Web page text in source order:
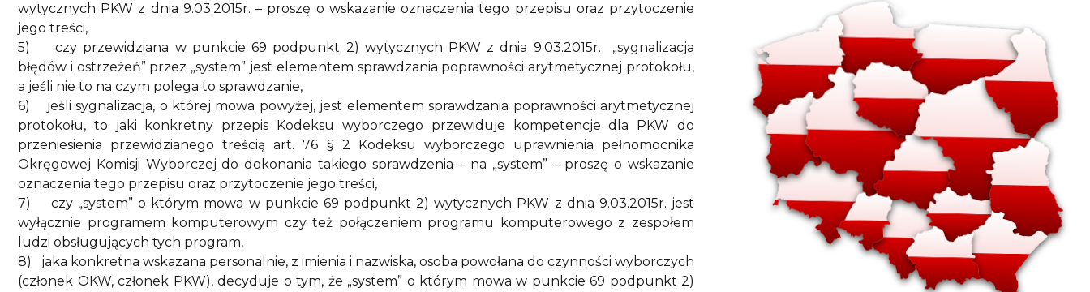
wytycznych PKW z dnia 9.03.2015r. – proszę o wskazanie oznaczenia tego przepisu oraz przytoczenie
jego treści,
5)
czy przewidziana w punkcie 69 podpunkt 2) wytycznych PKW z dnia 9.03.2015r. „sygnalizacja
błędów i ostrzeżeń” przez „system” jest elementem sprawdzania poprawności arytmetycznej protokołu,
a jeśli nie to na czym polega to sprawdzanie,
6)
jeśli sygnalizacja, o której mowa powyżej, jest elementem sprawdzania poprawności arytmetycznej
protokołu, to jaki konkretny przepis Kodeksu wyborczego przewiduje kompetencje dla PKW do
przeniesienia przewidzianego treścią art. 76 § 2 Kodeksu wyborczego uprawnienia pełnomocnika
Okręgowej Komisji Wyborczej do dokonania takiego sprawdzenia – na „system” – proszę o wskazanie
oznaczenia tego przepisu oraz przytoczenie jego treści,
7)
czy „system” o którym mowa w punkcie 69 podpunkt 2) wytycznych PKW z dnia 9.03.2015r. jest
wyłącznie programem komputerowym czy też połączeniem programu komputerowego z zespołem
ludzi obsługujących tych program,
8)
jaka konkretna wskazana personalnie, z imienia i nazwiska, osoba powołana do czynności wyborczych
(członek OKW, członek PKW), decyduje o tym, że „system” o którym mowa w punkcie 69 podpunkt 2)